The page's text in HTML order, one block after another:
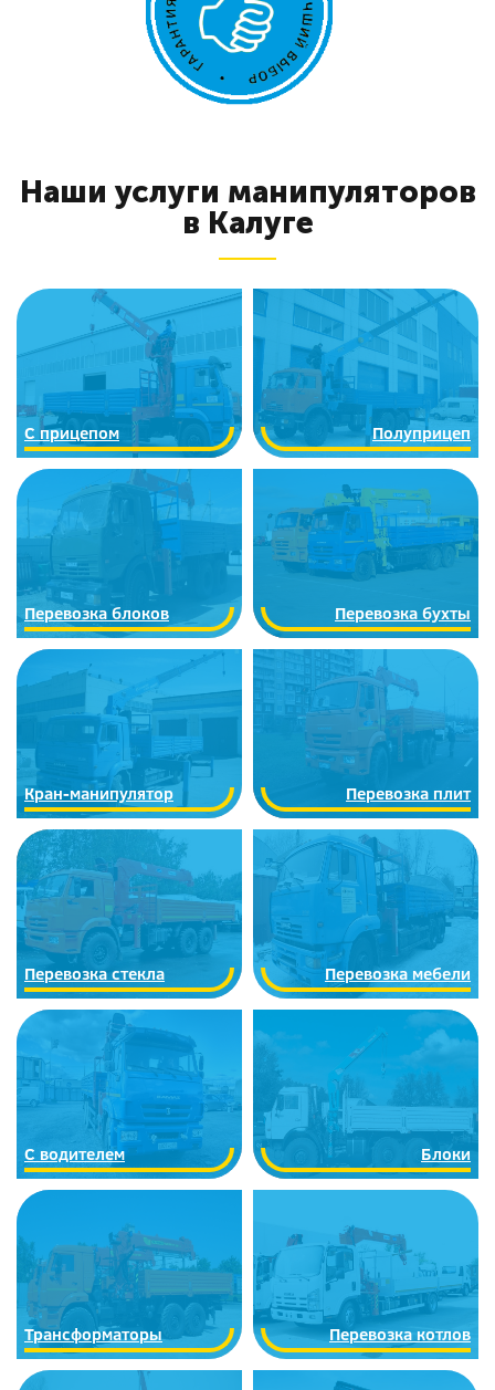
Наши услуги манипуляторов
в Калуге
C прицепом Полуприцеп
Перевозка блоков Перевозка бухты
Кран-манипулятор Перевозка плит
Перевозка стекла Перевозка мебели
С водителем Блоки
Трансформаторы Перевозка котлов